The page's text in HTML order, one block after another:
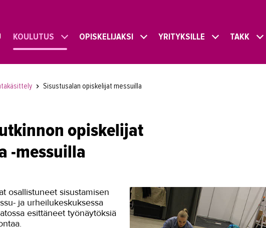
KOULUTUS OPISKELIJAKSI YRITYKSILLE TAKK
Sisustusalan opiskelijat messuilla
opiskelijat
-messuilla
osallistuneet sisustamisen
ja urheilukeskuksessa
esittäneet työnäytöksiä